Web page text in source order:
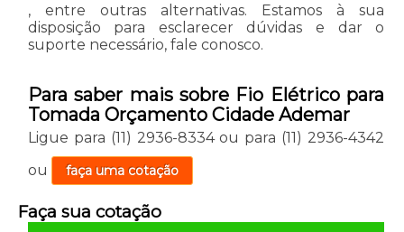
, entre outras alternativas. Estamos à sua
disposição para esclarecer dúvidas e dar o
suporte necessário, fale conosco.
Para saber mais sobre Fio Elétrico para
Tomada Orçamento Cidade Ademar
Ligue para (11) 2936-8334ou para (11) 2936-4342
ou
faça uma cotação
Faça sua cotação